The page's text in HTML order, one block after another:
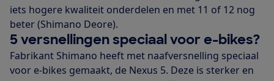
iets hogere kwaliteit onderdelen en met 11 of 12 nog
beter (Shimano Deore).
5 versnellingen speciaal voor e-bikes?
Fabrikant Shimano heeft met naafversnelling speciaal
voor e-bikes gemaakt, de Nexus 5. Deze is sterker en